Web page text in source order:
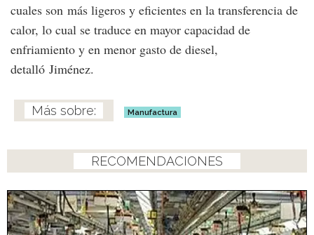
cuales son más ligeros y eficientes en la transferencia de
calor, lo cual se traduce en mayor capacidad de
enfriamiento y en menor gasto de diesel,
detalló Jiménez.
Manufactura
RECOMENDACIONES